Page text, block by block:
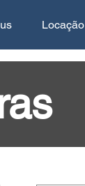
Locação